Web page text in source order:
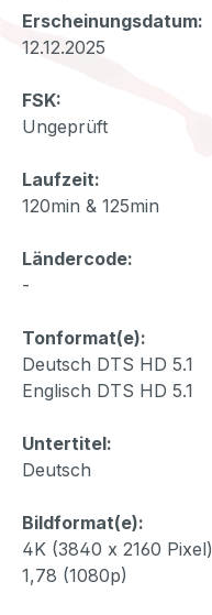
Erscheinungsdatum:
12.12.2025
FSK:
Ungeprüft
Laufzeit:
120min & 125min
Ländercode:
-
Tonformat(e):
Deutsch DTS HD 5.1
Englisch DTS HD 5.1
Untertitel:
Deutsch
Bildformat(e):
4K (3840 x 2160 Pixel)
1,78 (1080p)